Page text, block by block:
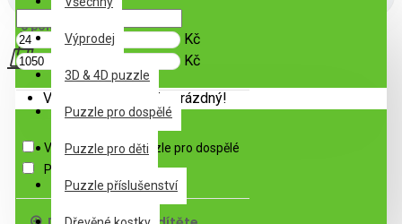
Výprodej
3D & 4D puzzle
Puzzle pro dospělé
Puzzle pro děti
Puzzle příslušenství
0 položek - 0Kč
Váš nákupní košík je prázdný!
Kč
Kč
Podkategorie
Výprodej
Puzzle pro dospělé
Puzzle pro děti